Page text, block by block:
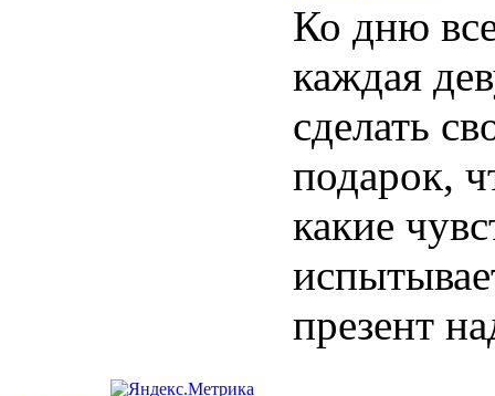
Ко дню
каждая
сделать
подарок,
какие
презент